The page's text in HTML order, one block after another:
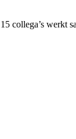
collega’s werkt